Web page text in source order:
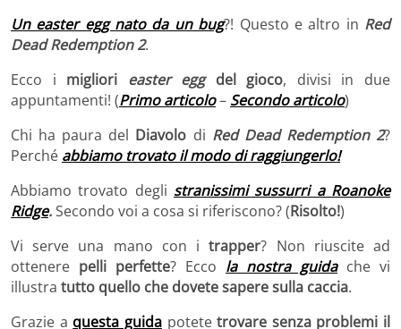
Un easter egg nato da un bug?! Questo e altro in Red
Dead Redemption 2.
Ecco i migliori easter egg del gioco, divisi in due
appuntamenti! (Primo articolo– Secondo articolo)
Chi ha paura del Diavolo di Red Dead Redemption 2?
Perché abbiamo trovato il modo di raggiungerlo!
Abbiamo trovato degli stranissimi sussurri a Roanoke
Ridge.Secondo voi a cosa si riferiscono? (Risolto!)
Vi serve una mano con i trapper? Non riuscite ad
ottenere pelli perfette? Ecco la nostra guida che vi
illustra tutto quello che dovete sapere sulla caccia.
Grazie a questa guidapotetetrovare senza problemi il